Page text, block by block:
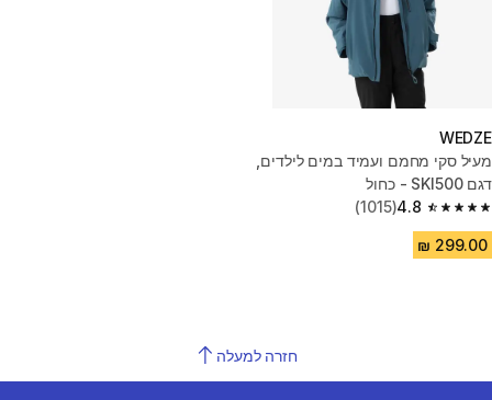
WEDZE
מעיל סקי מחמם ועמיד במים לילדים,
דגם SKI500 - כחול
4.8
4.8 out of 5 stars from 1015 reviews
(1015)
חזרה למעלה